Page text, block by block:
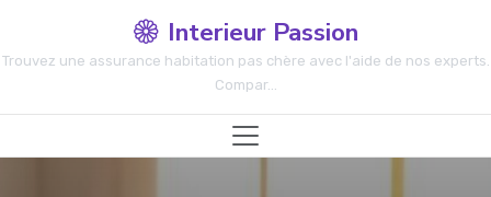
Interieur Passion
Trouvez une assurance habitation pas chère avec l'aide de nos experts.
Compar...